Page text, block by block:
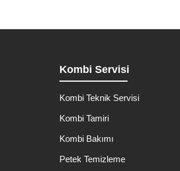
Kombi Servisi
Kombi Teknik Servisi
Kombi Tamiri
Kombi Bakımı
Petek Temizleme